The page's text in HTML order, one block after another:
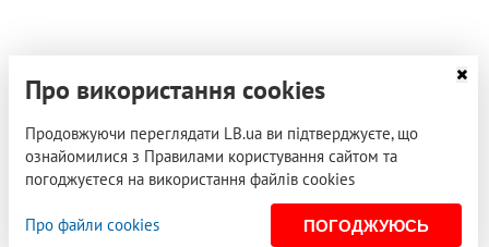
Про використання cookies
Продовжуючи переглядати LB.ua ви підтверджуєте, що
ознайомилися з Правилами користування сайтом та
погоджуєтеся на використання файлів cookies
Про файли cookies ПОГОДЖУЮСЬ